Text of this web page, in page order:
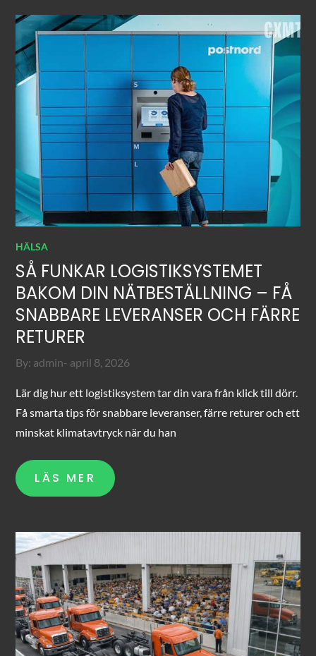
HÄLSA
SÅ FUNKAR LOGISTIKSYSTEMET
BAKOM DIN NÄTBESTÄLLNING – FÅ
SNABBARE LEVERANSER OCH FÄRRE
RETURER
By: admin Posted
april 8, 2026
Lär dig hur ett logistiksystem tar din vara från klick till dörr.
Få smarta tips för snabbare leveranser, färre returer och ett
minskat klimatavtryck när du han
LÄS MER